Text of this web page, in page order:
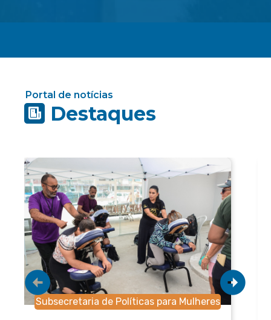
Portal de notícias
Destaques
Subsecretaria de Políticas para Mulheres